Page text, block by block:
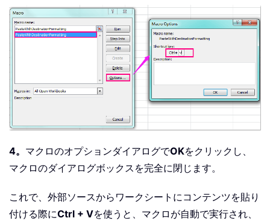
4。 マクロのオプションダイアログでOKをクリックし、
マクロのダイアログボックスを完全に閉じます。
これで、外部ソースからワークシートにコンテンツを貼り
付ける際にCtrl + Vを使うと、マクロが自動で実行され、